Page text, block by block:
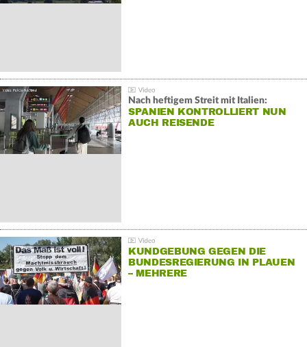
Nach heftigem Streit mit Italien:
SPANIEN KONTROLLIERT NUN
AUCH REISENDE
KUNDGEBUNG GEGEN DIE
BUNDESREGIERUNG IN PLAUEN
– MEHRERE